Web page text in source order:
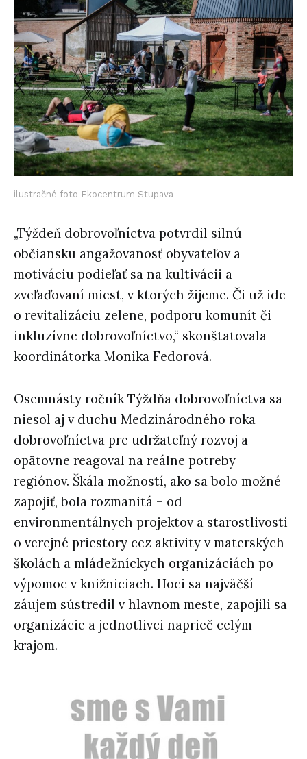
ilustračné foto Ekocentrum Stupava
„Týždeň dobrovoľníctva potvrdil silnú
občiansku angažovanosť obyvateľov a
motiváciu podieľať sa na kultivácii a
zveľaďovaní miest, v ktorých žijeme. Či už ide
o revitalizáciu zelene, podporu komunít či
inkluzívne dobrovoľníctvo,“ skonštatovala
koordinátorka Monika Fedorová.
Osemnásty ročník Týždňa dobrovoľníctva sa
niesol aj v duchu Medzinárodného roka
dobrovoľníctva pre udržateľný rozvoj a
opätovne reagoval na reálne potreby
regiónov. Škála možností, ako sa bolo možné
zapojiť, bola rozmanitá – od
environmentálnych projektov a starostlivosti
o verejné priestory cez aktivity v materských
školách a mládežníckych organizáciách po
výpomoc v knižniciach. Hoci sa najväčší
záujem sústredil v hlavnom meste, zapojili sa
organizácie a jednotlivci naprieč celým
krajom.